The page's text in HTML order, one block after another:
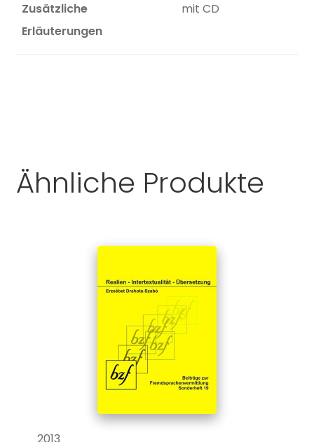
Zusätzliche
Erläuterungen
mit CD
Ähnliche Produkte